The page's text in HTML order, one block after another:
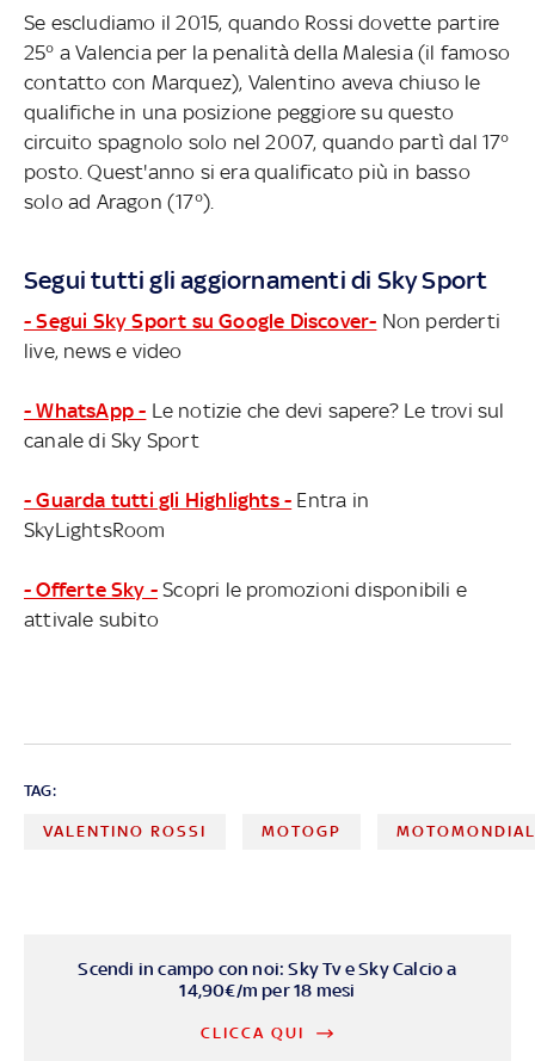
Se escludiamo il 2015, quando Rossi dovette partire
25° a Valencia per la penalità della Malesia (il famoso
contatto con Marquez), Valentino aveva chiuso le
qualifiche in una posizione peggiore su questo
circuito spagnolo solo nel 2007, quando partì dal 17°
posto. Quest'anno si era qualificato più in basso
solo ad Aragon (17°).
Segui tutti gli aggiornamenti di Sky Sport
- Segui Sky Sport su Google Discover- Non perderti
live, news e video
- WhatsApp - Le notizie che devi sapere? Le trovi sul
canale di Sky Sport
- Guarda tutti gli Highlights - Entra in
SkyLightsRoom
- Offerte Sky - Scopri le promozioni disponibili e
attivale subito
TAG:
VALENTINO ROSSI MOTOGP
Scendi in campo con noi: Sky Tv e Sky Calcio a
14,90€/m per 18 mesi
CLICCA QUI